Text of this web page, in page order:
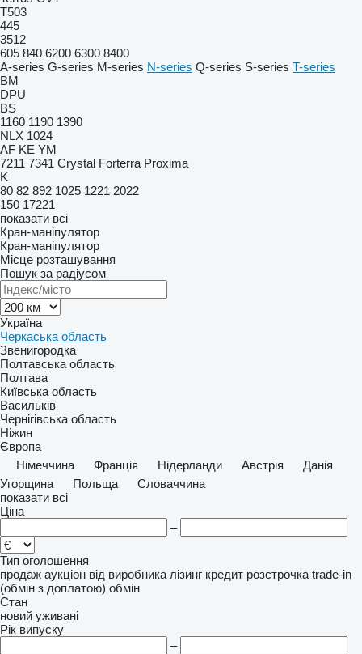
T503
445
3512
605 840 6200 6300 8400
A-series G-series M-series N-series Q-series S-series T-series
BM
DPU
BS
1160 1190 1390
NLX 1024
AF KE YM
7211 7341 Crystal Forterra Proxima
K
80 82 892 1025 1221 2022
150 17221
показати всі
Кран-маніпулятор
Кран-маніпулятор
Місце розташування
Пошук за радіусом
Україна
Черкаська область
Звенигородка
Полтавська область
Полтава
Київська область
Васильків
Чернігівська область
Ніжин
Європа
Німеччина
Франція Нідерланди Австрія
Данія
Угорщина
Польща
Словаччина
показати всі
Ціна
–
Тип оголошення
продаж аукціон від виробника лізинг кредит розстрочка trade-in
(обмін з доплатою) обмін
Стан
новий уживані
Рік випуску
–